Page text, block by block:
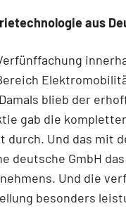
aus
blieb der
gab die
durch. Und das mit
deutsche GmbH
Und die
besonders